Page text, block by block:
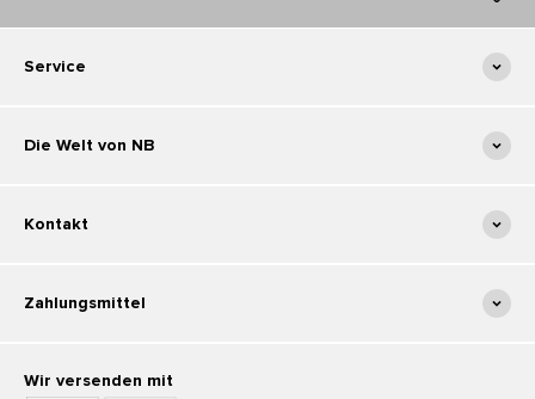
Service
Die Welt von NB
Kontakt
Wir versenden mit
Zahlungsmittel